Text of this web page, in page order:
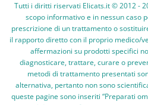
Tutti i diritti riservati Elicats.it © 2012 -
scopo informativo e in nessun caso
prescrizione di un trattamento o
il rapporto diretto con il proprio medico/
affermazioni su prodotti specifici
diagnosticare, trattare, curare o
metodi di trattamento presentati
alternativa, pertanto non sono
queste pagine sono inseriti “Preparati